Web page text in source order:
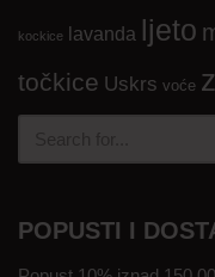
kockice lavanda ljeto
točkice Uskrs voće
POPUSTI I